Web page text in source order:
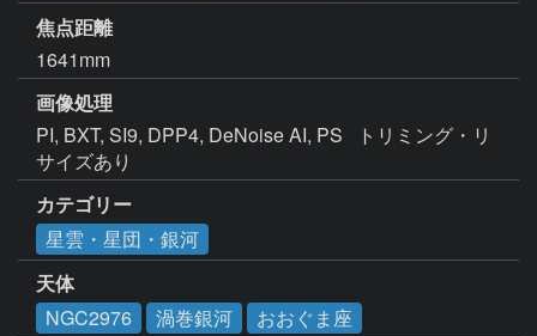
焦点距離
1641mm
画像処理
PI, BXT, SI9, DPP4, DeNoise AI, PS   トリミング・リ
サイズあり
カテゴリー
星雲・星団・銀河
天体
NGC2976
渦巻銀河 おおぐま座